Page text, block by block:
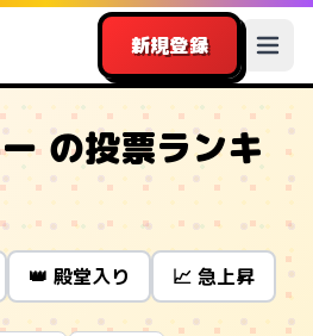
新規登録
の投票ランキ
👑 殿堂入り 📈 急上昇